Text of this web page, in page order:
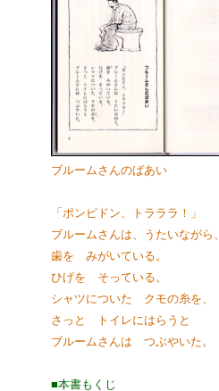
ブルームさんのばあい
「ポンピドン、トラララ！」
ブルームさんは、うたいながら
歯を みがいている。
ひげを そっている。
シャツについた クモの糸を、
さっと トイレにはらうと
ブルームさんは つぶやいた。
■本書もくじ